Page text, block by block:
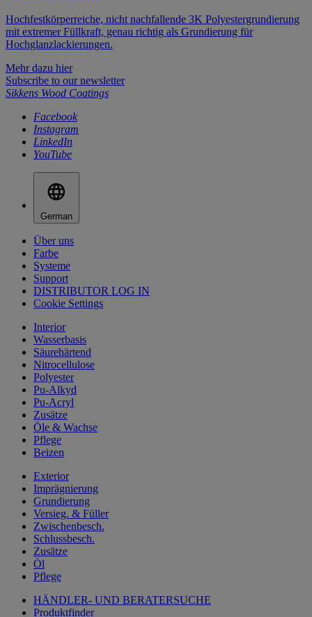
Hochfestkörperreiche, nicht nachfallende 3K Polyestergrundierung
mit extremer Füllkraft, genau richtig als Grundierung für
Hochglanzlackierungen.
Mehr dazu hier
Subscribe to our newsletter
Sikkens Wood Coatings
Facebook
Instagram
LinkedIn
YouTube
German
Über uns
Farbe
Systeme
Support
DISTRIBUTOR LOG IN
Cookie Settings
Interior
Wasserbasis
Säurehärtend
Nitrocellulose
Polyester
Pu-Alkyd
Pu-Acryl
Zusätze
Öle & Wachse
Pflege
Beizen
Exterior
Imprägnierung
Grundierung
Versieg. & Füller
Zwischenbesch.
Schlussbesch.
Zusätze
Öl
Pflege
HÄNDLER- UND BERATERSUCHE
Produktfinder